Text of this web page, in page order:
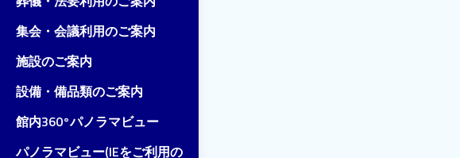
集会・会議利用のご案内
施設のご案内
設備・備品類のご案内
館内360°パノラマビュー
パノラマビュー(IEをご利用の